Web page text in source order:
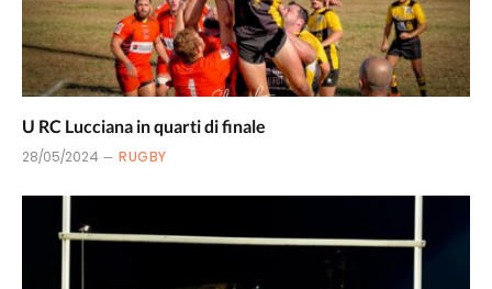
U RC Lucciana in quarti di finale
28/05/2024 RUGBY